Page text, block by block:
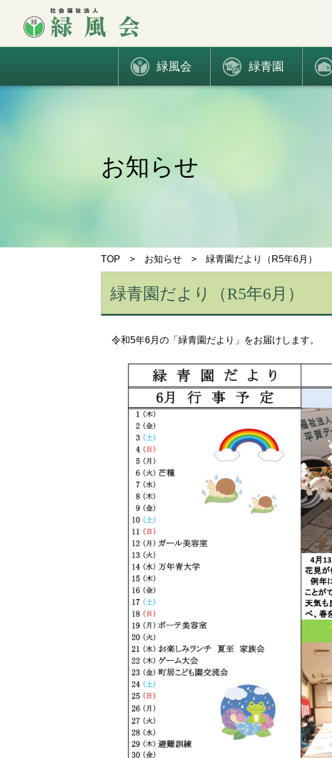
緑風会 緑青園
お知らせ
TOP > お知らせ > 緑青園だより（R5年6月）
緑青園だより（R5年6月）
令和5年6月の「緑青園だより」をお届けします。